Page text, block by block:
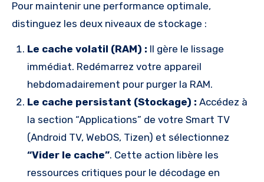
Pour maintenir une performance optimale,
distinguez les deux niveaux de stockage :
Le cache volatil (RAM) : Il gère le lissage
immédiat. Redémarrez votre appareil
hebdomadairement pour purger la RAM.
Le cache persistant (Stockage) : Accédez à
la section “Applications” de votre Smart TV
(Android TV, WebOS, Tizen) et sélectionnez
“Vider le cache”. Cette action libère les
ressources critiques pour le décodage en